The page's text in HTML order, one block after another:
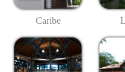
Caribe